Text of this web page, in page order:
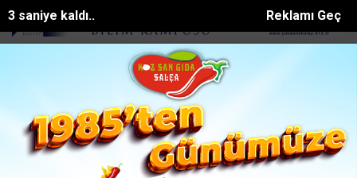
Reklamı Geç
2 saniye kaldı..
Aksuda eş zamanlı altyapı ve asfalt ç...